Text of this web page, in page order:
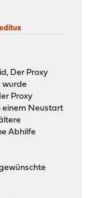
Der Proxy
wurde
Proxy
einem Neustart
Abhilfe